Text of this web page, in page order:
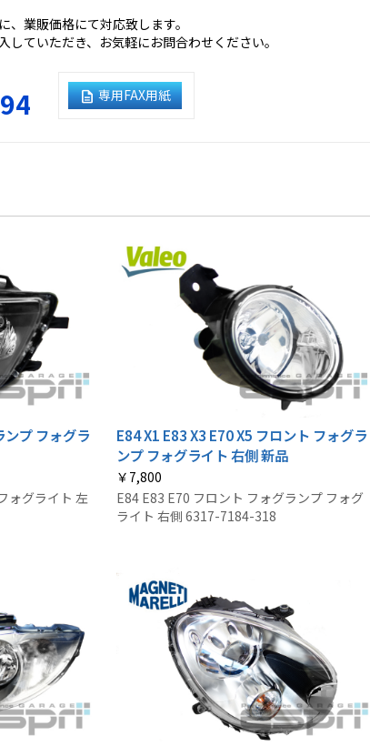
、業販価格にて対応致します。
していただき、お気軽にお問合わせください。
description専用FAX用紙
プ フォグラ
ォグライト 左
E84 X1 E83 X3 E70 X5 フロント フォグラ
ンプ フォグライト 右側 新品
￥7,800
E84 E83 E70 フロント フォグランプ フォグ
ライト 右側 6317-7184-318